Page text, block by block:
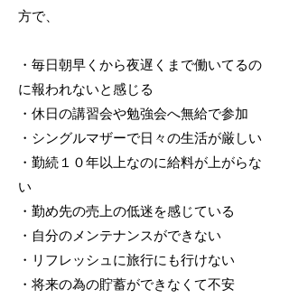
方で、
・毎日朝早くから夜遅くまで働いてるの
に報われないと感じる
・休日の講習会や勉強会へ無給で参加
・シングルマザーで日々の生活が厳しい
・勤続１０年以上なのに給料が上がらな
い
・勤め先の売上の低迷を感じている
・自分のメンテナンスができない
・リフレッシュに旅行にも行けない
・将来の為の貯蓄ができなくて不安